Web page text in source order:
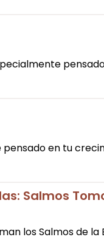
en tu
Salmos
los Salmos de la